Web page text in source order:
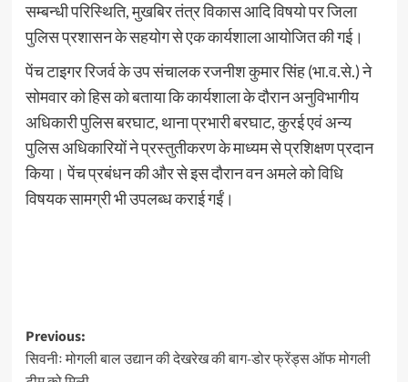
सम्बन्धी परिस्थिति, मुखबिर तंत्र विकास आदि विषयो पर जिला
पुलिस प्रशासन के सहयोग से एक कार्यशाला आयोजित की गई।
पेंच टाइगर रिजर्व के उप संचालक रजनीश कुमार सिंह (भा.व.से.) ने
सोमवार को हिस को बताया कि कार्यशाला के दौरान अनुविभागीय
अधिकारी पुलिस बरघाट, थाना प्रभारी बरघाट, कुरई एवं अन्य
पुलिस अधिकारियों ने प्रस्तुतीकरण के माध्यम से प्रशिक्षण प्रदान
किया। पेंच प्रबंधन की और से इस दौरान वन अमले को विधि
विषयक सामग्री भी उपलब्ध कराई गईं।
Post
navigation
Previous:
सिवनीः मोगली बाल उद्यान की देखरेख की बाग-डोर फ्रेंड्स ऑफ मोगली